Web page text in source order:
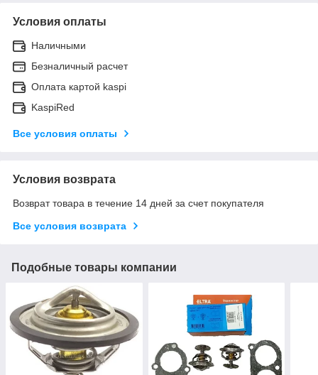
Условия оплаты
Наличными
Безналичный расчет
Оплата картой kaspi
KaspiRed
Все условия оплаты
Условия возврата
Возврат товара в течение 14 дней за счет покупателя
Все условия возврата
Подобные товары компании